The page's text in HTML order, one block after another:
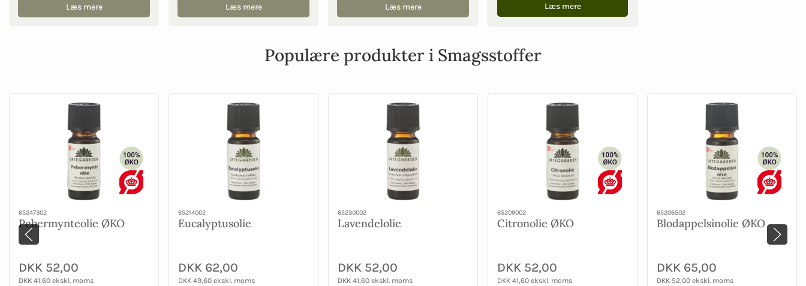
Læs mere Læs mere Læs mere Læs mere
Populære produkter i Smagsstoffer
65247302
Pebermynteolie ØKO
DKK 52,00
DKK 41,60 ekskl. moms
65214002
Eucalyptusolie
DKK 62,00
DKK 49,60 ekskl. moms
65230002
Lavendelolie
DKK 52,00
DKK 41,60 ekskl. moms
65209002
Citronolie ØKO
DKK 52,00
DKK 41,60 ekskl. moms
65206502
Blodappelsinolie ØKO
DKK 65,00
DKK 52,00 ekskl. moms